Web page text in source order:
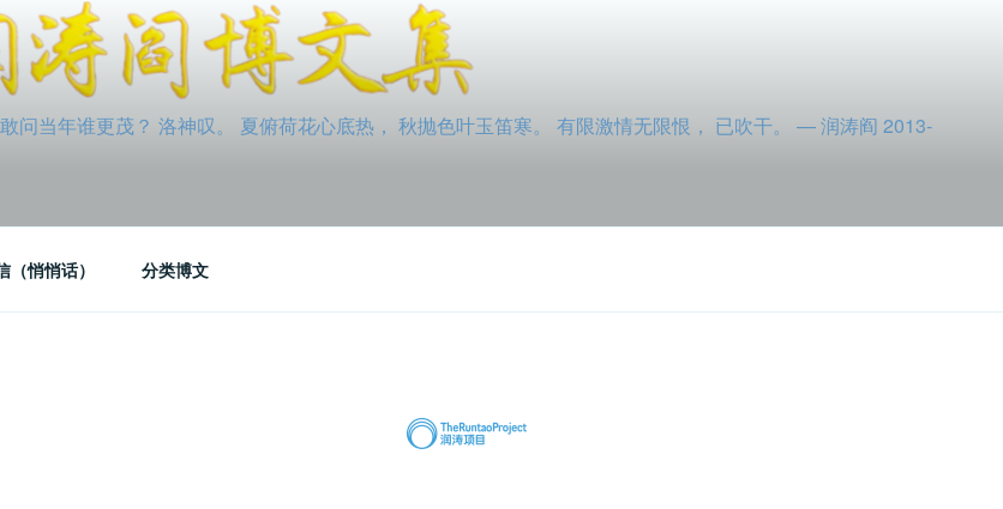
问当年谁更茂？ 洛神叹。 夏俯荷花心底热， 秋抛色叶玉笛寒。 有限激情无限恨， 已吹干。 — 润涛阎 2013-
（悄悄话） 分类博文